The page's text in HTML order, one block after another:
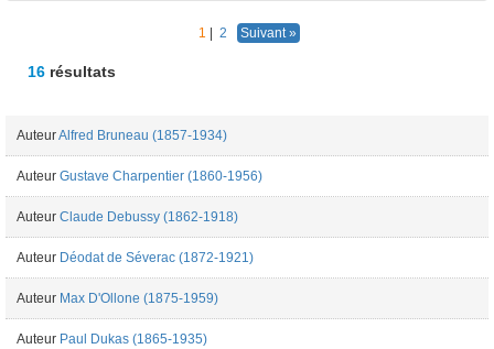
1 | 2 Suivant »
16 résultats
AuteurAlfred Bruneau (1857-1934)
Auteur Gustave Charpentier (1860-1956)
Auteur Claude Debussy (1862-1918)
Auteur Déodat de Séverac (1872-1921)
Auteur Max D'Ollone (1875-1959)
Auteur Paul Dukas (1865-1935)